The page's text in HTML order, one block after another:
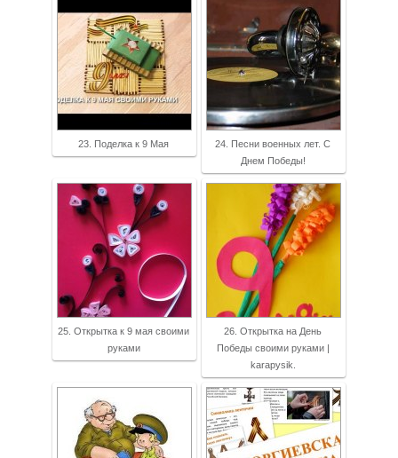
23. Поделка к 9 Мая
24. Песни военных лет. С
Днем Победы!
25. Открытка к 9 мая своими
руками
26. Открытка на День
Победы своими руками |
karapysik.